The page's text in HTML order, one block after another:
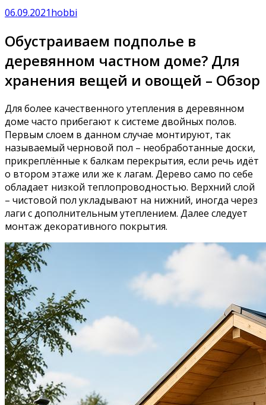
06.09.2021hobbi
Обустраиваем подполье в
деревянном частном доме? Для
хранения вещей и овощей – Обзор
Для более качественного утепления в деревянном
доме часто прибегают к системе двойных полов.
Первым слоем в данном случае монтируют, так
называемый черновой пол – необработанные доски,
прикреплённые к балкам перекрытия, если речь идёт
о втором этаже или же к лагам. Дерево само по себе
обладает низкой теплопроводностью. Верхний слой
– чистовой пол укладывают на нижний, иногда через
лаги с дополнительным утеплением. Далее следует
монтаж декоративного покрытия.